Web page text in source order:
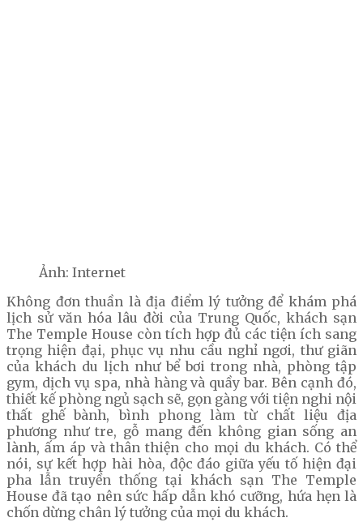
Ảnh: Internet
Không đơn thuần là địa điểm lý tưởng để khám phá
lịch sử văn hóa lâu đời của Trung Quốc, khách sạn
The Temple House còn tích hợp đủ các tiện ích sang
trọng hiện đại, phục vụ nhu cầu nghỉ ngơi, thư giãn
của khách du lịch như bể bơi trong nhà, phòng tập
gym, dịch vụ spa, nhà hàng và quầy bar. Bên cạnh đó,
thiết kế phòng ngủ sạch sẽ, gọn gàng với tiện nghi nội
thất ghế bành, bình phong làm từ chất liệu địa
phương như tre, gỗ mang đến không gian sống an
lành, ấm áp và thân thiện cho mọi du khách. Có thể
nói, sự kết hợp hài hòa, độc đáo giữa yếu tố hiện đại
pha lẫn truyền thống tại khách sạn The Temple
House đã tạo nên sức hấp dẫn khó cưỡng, hứa hẹn là
chốn dừng chân lý tưởng của mọi du khách.